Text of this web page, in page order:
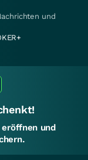
und
eröffnen und